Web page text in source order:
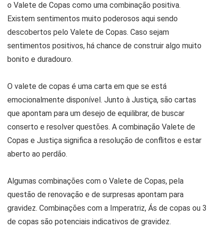
o Valete de Copas como uma combinação positiva.
Existem sentimentos muito poderosos aqui sendo
descobertos pelo Valete de Copas. Caso sejam
sentimentos positivos, há chance de construir algo muito
bonito e duradouro.
O valete de copas é uma carta em que se está
emocionalmente disponível. Junto à Justiça, são cartas
que apontam para um desejo de equilibrar, de buscar
conserto e resolver questões. A combinação Valete de
Copas e Justiça significa a resolução de conflitos e estar
aberto ao perdão.
Algumas combinações com o Valete de Copas, pela
questão de renovação e de surpresas apontam para
gravidez. Combinações com a Imperatriz, Ás de copas ou 3
de copas são potenciais indicativos de gravidez.